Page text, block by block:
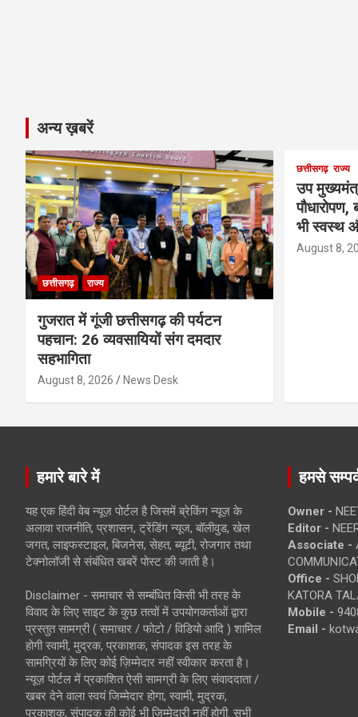
अन्य ख़बरें
छत्तीसगढ़ राज्य
गुजरात में गूंजी छत्तीसगढ़ की पर्यटन
पहचान: 26 व्यवसायियों संग दमदार
सहभागिता
August 8, 2026 News Desk
छत्तीसगढ़ राज्य
उप
पौधारोपण,
भी स्वस्थ
August 8,
हमारे बारे में
यह एक हिंदी वेब न्यूज़ पोर्टल है जिसमें ब्रेकिंग न्यूज़ के
अलावा राजनीति, प्रशासन, ट्रेंडिंग न्यूज, बॉलीवुड, खेल
जगत, लाइफस्टाइल, बिजनेस, सेहत, ब्यूटी, रोजगार तथा
टेक्नोलॉजी से संबंधित खबरें पोस्ट की जाती है।
Disclaimer - समाचार से सम्बंधित किसी भी तरह के
विवाद के लिए साइट के कुछ तत्वों में उपयोगकर्ताओं द्वारा
प्रस्तुत सामग्री ( समाचार / फोटो / विडियो आदि ) शामिल
होगी स्वामी, मुद्रक, प्रकाशक, संपादक इस तरह के
सामग्रियों के लिए कोई ज़िम्मेदार नहीं स्वीकार करता है।
न्यूज़ पोर्टल में प्रकाशित ऐसी सामग्री के लिए संवाददाता /
खबर देने वाला स्वयं जिम्मेदार होगा, स्वामी, मुद्रक,
प्रकाशक, संपादक की कोई भी जिम्मेदारी नहीं होगी. सभी
हमसे
Owner -
Editor -
Associate -
Office -
KATORA
Mobile -
Email -